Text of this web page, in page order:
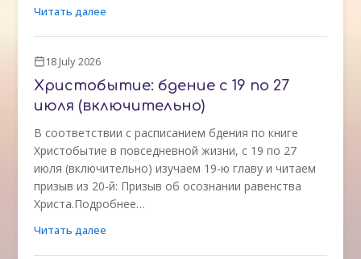
Читать далее
18 July 2026
Христобытие: бдение с 19 по 27
июля (включительно)
В соответствии с расписанием бдения по книге
Христобытие в повседневной жизни, с 19 по 27
июля (включительно) изучаем 19-ю главу и читаем
призыв из 20-й: Призыв об осознании равенства
Христа.Подробнее…
Читать далее